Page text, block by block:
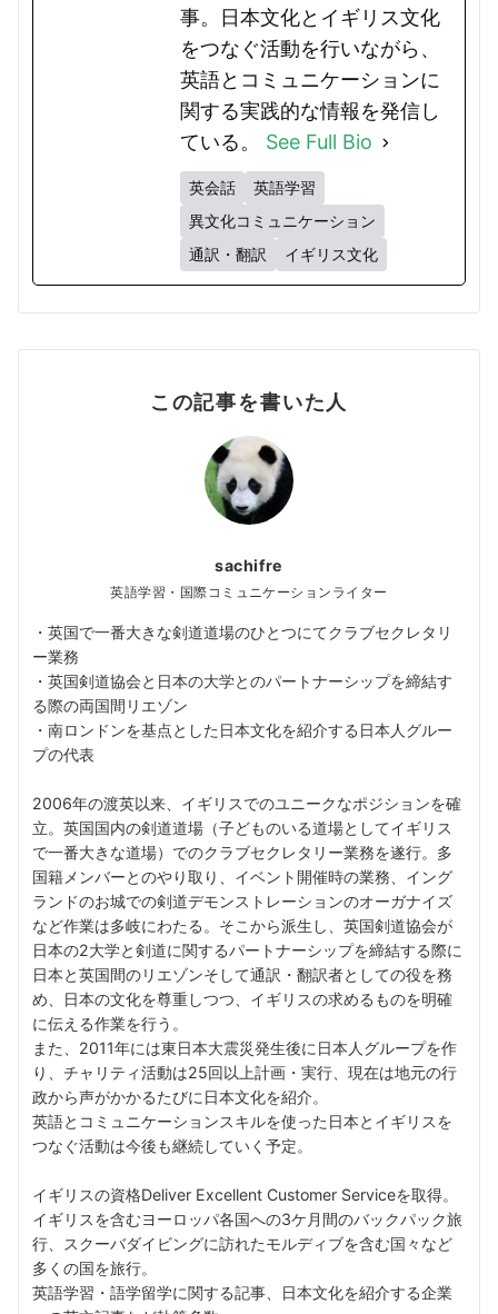
事。日本文化とイギリス文化
をつなぐ活動を行いながら、
英語とコミュニケーションに
関する実践的な情報を発信し
ている。 See Full Bio
英会話
英語学習
異文化コミュニケーション
通訳・翻訳
イギリス文化
この記事を書いた人
sachifre
英語学習・国際コミュニケーションライター
・英国で一番大きな剣道道場のひとつにてクラブセクレタリ
ー業務
・英国剣道協会と日本の大学とのパートナーシップを締結す
る際の両国間リエゾン
・南ロンドンを基点とした日本文化を紹介する日本人グルー
プの代表
2006年の渡英以来、イギリスでのユニークなポジションを確
立。英国国内の剣道道場（子どものいる道場としてイギリス
で一番大きな道場）でのクラブセクレタリー業務を遂行。多
国籍メンバーとのやり取り、イベント開催時の業務、イング
ランドのお城での剣道デモンストレーションのオーガナイズ
など作業は多岐にわたる。そこから派生し、英国剣道協会が
日本の2大学と剣道に関するパートナーシップを締結する際に
日本と英国間のリエゾンそして通訳・翻訳者としての役を務
め、日本の文化を尊重しつつ、イギリスの求めるものを明確
に伝える作業を行う。
また、2011年には東日本大震災発生後に日本人グループを作
り、チャリティ活動は25回以上計画・実行、現在は地元の行
政から声がかかるたびに日本文化を紹介。
英語とコミュニケーションスキルを使った日本とイギリスを
つなぐ活動は今後も継続していく予定。
イギリスの資格Deliver Excellent Customer Serviceを取得。
イギリスを含むヨーロッパ各国への3ケ月間のバックパック旅
行、スクーバダイビングに訪れたモルディブを含む国々など
多くの国を旅行。
英語学習・語学留学に関する記事、日本文化を紹介する企業